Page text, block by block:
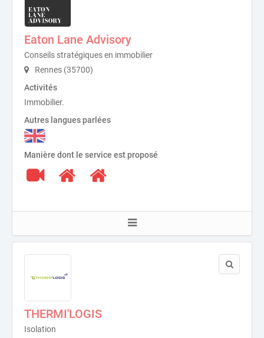
Eaton Lane Advisory
Conseils stratégiques en immobilier
Rennes (35700)
Activités
Immobilier.
Autres langues parlées
Manière dont le service est proposé
THERMI'LOGIS
Isolation